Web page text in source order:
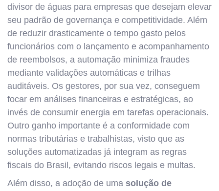
divisor de águas para empresas que desejam elevar
seu padrão de governança e competitividade. Além
de reduzir drasticamente o tempo gasto pelos
funcionários com o lançamento e acompanhamento
de reembolsos, a automação minimiza fraudes
mediante validações automáticas e trilhas
auditáveis. Os gestores, por sua vez, conseguem
focar em análises financeiras e estratégicas, ao
invés de consumir energia em tarefas operacionais.
Outro ganho importante é a conformidade com
normas tributárias e trabalhistas, visto que as
soluções automatizadas já integram as regras
fiscais do Brasil, evitando riscos legais e multas.
Além disso, a adoção de uma solução de